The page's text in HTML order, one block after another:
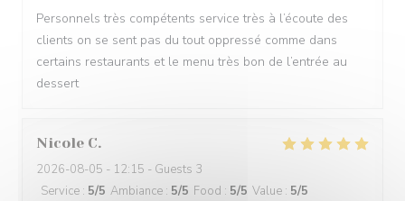
Personnels très compétents service très à l’écoute des
clients on se sent pas du tout oppressé comme dans
certains restaurants et le menu très bon de l’entrée au
dessert
Nicole C
2026-08-05 - 12:15 - Guests 3
Service : 5/5 Ambiance : 5/5 Food : 5/5 Value : 5/5